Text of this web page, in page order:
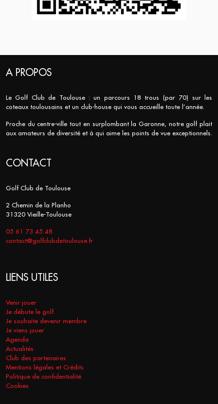
A PROPOS
Le Golf Club de Toulouse : un parcours 18 trous (par 70) sur les
coteaux toulousains et un club-house qui vous accueille toute l’année.
Proche du centre-ville tout en surplombant la Garonne, notre golf plait
aux amateurs de diversité et à qui aime les points de vue exceptionnels.
CONTACT
Golf Club de Toulouse
2 Chemin de la Planho
31320 Vieille-Toulouse
05 61 73 45 48
contact@golfclubdetoulouse.fr
LIENS UTILES
Venir jouer
Je débute le golf
Je souhaite devenir membre
Je viens jouer
Agenda
Actualités
Club des partenaires
Mentions légales et Crédits
Politique de confidentialité
Cookies